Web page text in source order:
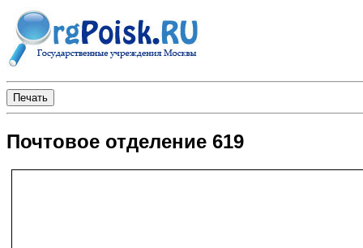
Почтовое отделение 619